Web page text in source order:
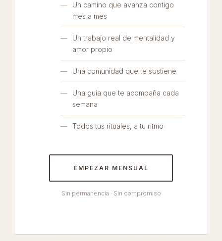
Un camino que avanza contigo
mes a mes
Un trabajo real de mentalidad y
amor propio
Una comunidad que te sostiene
Una guía que te acompaña cada
semana
Todos tus rituales, a tu ritmo
EMPEZAR MENSUAL
Sin permanencia · Sin compromiso